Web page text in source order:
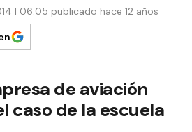
| 06:05 publicado hace 12 años
de aviación
caso de la escuela